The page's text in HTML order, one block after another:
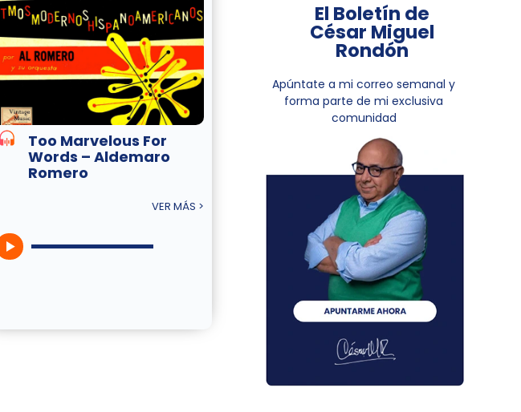
Too Marvelous For
Words – Aldemaro
Romero
VER MÁS >
El Boletín de
César Miguel
Rondón
Apúntate a mi correo semanal y
forma parte de mi exclusiva
comunidad